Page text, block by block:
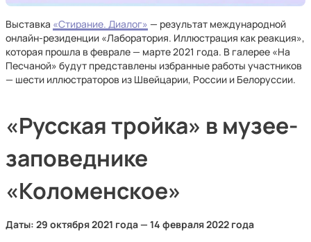
Выставка «Стирание. Диалог» — результат международной
онлайн-резиденции «Лаборатория. Иллюстрация как реакция»,
которая прошла в феврале — марте 2021 года. В галерее «На
Песчаной» будут представлены избранные работы участников
— шести иллюстраторов из Швейцарии, России и Белоруссии.
«Русская тройка» в музее-
заповеднике
«Коломенское»
Даты: 29 октября 2021 года — 14 февраля 2022 года